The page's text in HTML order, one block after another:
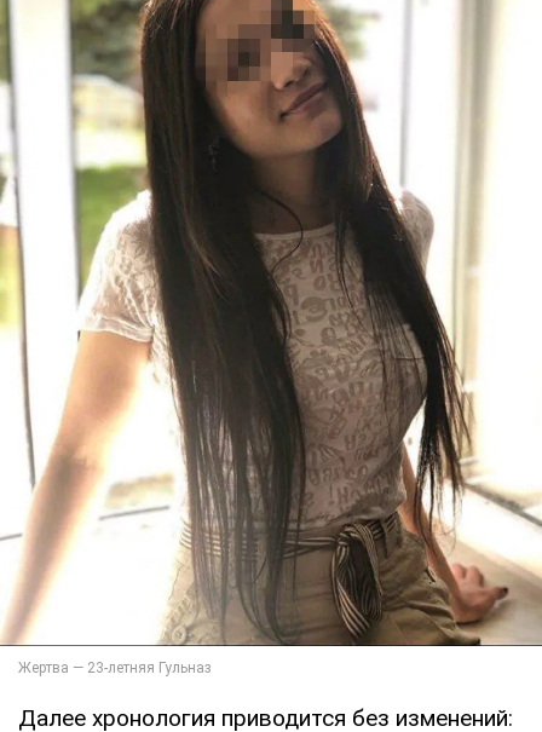
Далее хронология приводится без изменений: